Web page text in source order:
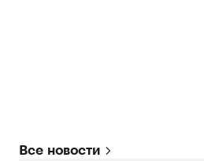
Все новости